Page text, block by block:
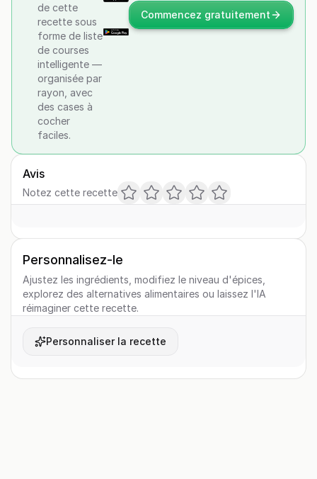
de cette
recette sous
forme de liste
de courses
intelligente —
organisée par
rayon, avec
des cases à
cocher
faciles.
Commencez gratuitement
Avis
Notez cette recette
Personnalisez-le
Ajustez les ingrédients, modifiez le niveau d'épices,
explorez des alternatives alimentaires ou laissez l'IA
réimaginer cette recette.
Personnaliser la recette